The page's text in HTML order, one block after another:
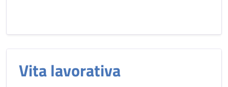
Vita lavorativa